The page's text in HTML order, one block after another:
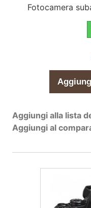
Fotocamera
Aggiungi alla lista
Aggiungi al